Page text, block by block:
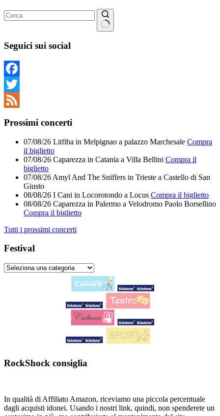
risultato
Seguici sui social
Facebook
Twitter
Prossimi concerti
07/08/26 Litfiba in Melpignao a palazzo Marchesale Compra
il biglietto
07/08/26 Caparezza in Catania a Villa Bellini Compra il
biglietto
07/08/26 Amyl And The Sniffers in Trieste a Castello di San
Giusto
08/08/26 I Cani in Locorotondo a Locus Compra il biglietto
08/08/26 Caparezza in Palermo a Velodromo Paolo Borsellino
Compra il biglietto
Tutti i prossimi concerti
Festival
RockShock consiglia
In qualità di Affiliato Amazon, riceviamo una piccola percentuale
dagli acquisti idonei. Usando i nostri link, quindi, non spenderete un